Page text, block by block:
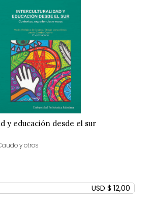
y educación desde el sur
y otros
USD $ 12,00